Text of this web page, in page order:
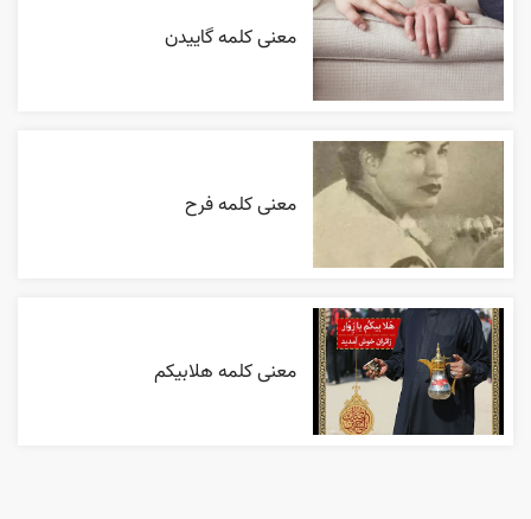
معنی کلمه گاییدن
معنی کلمه فرح
معنی کلمه هلابیکم